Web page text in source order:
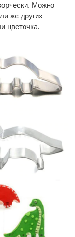
Можно
же других
цветочка.